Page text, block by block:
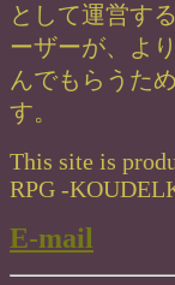
として運営す
ーザーが、よ
んでもらうた
す。
This site is
RPG -
E-mail